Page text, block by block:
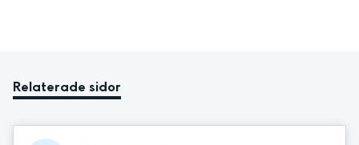
Relaterade sidor